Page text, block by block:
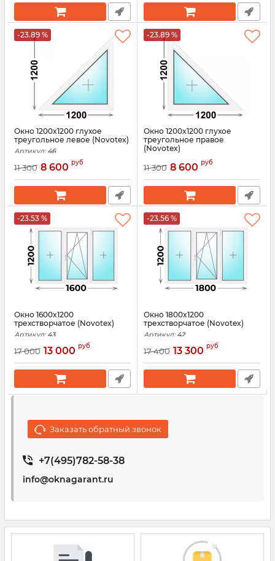
-23.89 %
Окно 1200x1200 глухое
треугольное левое (Novotex)
Артикул: 46
11 300 8 600 руб
-23.89 %
Окно 1200x1200 глухое
треугольное правое
(Novotex)
11 300 8 600 руб
-23.53 %
Окно 1600x1200
трехстворчатое (Novotex)
Артикул: 43
17 000 13 000 руб
-23.56 %
Окно 1800x1200
трехстворчатое (Novotex)
Артикул: 42
17 400 13 300 руб
Заказать обратный звонок
+7(495)782-58-38
info@oknagarant.ru